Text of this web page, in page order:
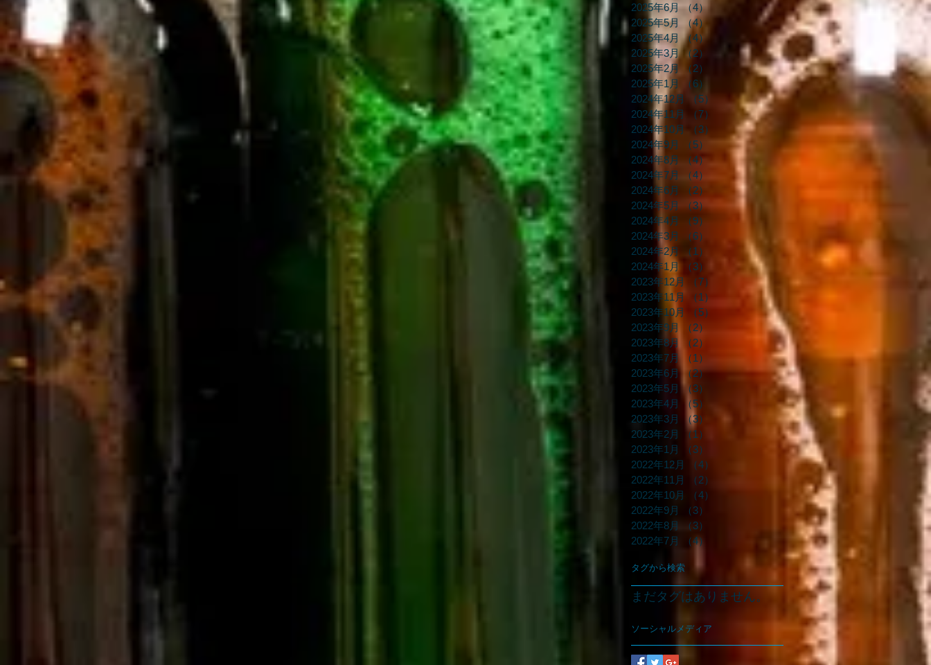
2025年6月 （4）
2025年5月
（4）
2025年4月 （4）
2025年3月
（2）
2件の記事
2025年2月
（2）
2件の記事
2025年1月
（6）
6件の記事
2024年12月
（5）
5件の記事
2024年11月
（7）
7件の記事
2024年10月
（3）
3件の記事
2024年9月
（5）
5件の記事
2024年8月
（4）4件の記事
2024年7月
（4）
4件の記事
2024年6月
（2）
2件の記事
2024年5月
（3）
3件の記事
2024年4月
（9）
9件の記事
2024年3月
（6）
2024年2月
（1）
1件の記事
2024年1月
（3）
3件の記事
2023年12月
（7）
7件の記事
2023年11月
（1）
2023年10月
（5）
2023年9月
（2）
2023年8月
（2）
2023年7月
（1）
2023年6月
（2）2件の記事
2023年5月 （3）
2023年4月
（5）
2023年3月
（3）
2023年2月
（1）
2023年1月
（3）
2022年12月
（4）
2022年11月
（2）
2022年10月
（4）
2022年9月
（3）
2022年8月
（3）
2022年7月
（4）
タグから検索
まだタグはありません。
ソーシャルメディア